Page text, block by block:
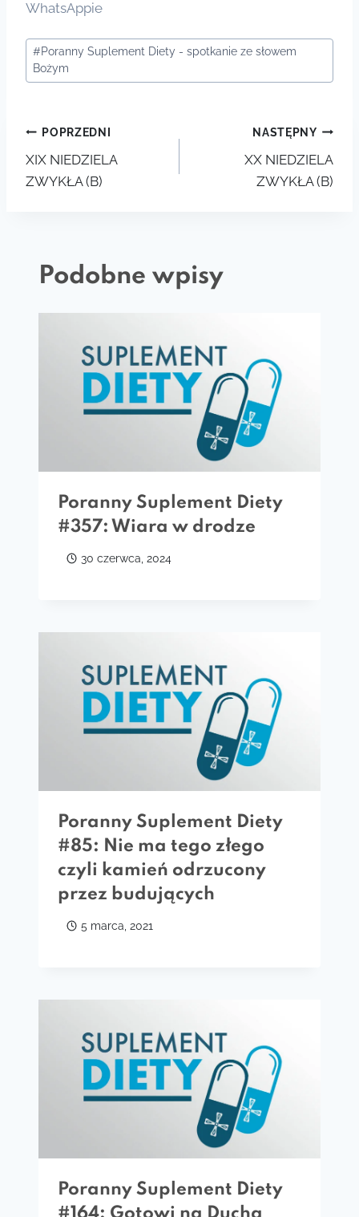
WhatsAppie
Tagi
wpisu:
#Poranny Suplement Diety - spotkanie ze słowem
Bożym
Nawigacja
wpisu
POPRZEDNI
XIX NIEDZIELA
ZWYKŁA (B)
NASTĘPNY
XX NIEDZIELA
ZWYKŁA (B)
Podobne wpisy
Poranny Suplement Diety
#357: Wiara w drodze
30 czerwca, 2024
Poranny Suplement Diety
#85: Nie ma tego złego
czyli kamień odrzucony
przez budujących
5 marca, 2021
Poranny Suplement Diety